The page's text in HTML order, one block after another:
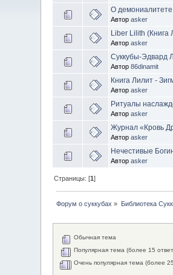
О демониалитете
Авторasker
Liber Lilith (Книга
Авторasker
Суккубы-Эдвард
Автор86dinamit
Книга Лилит -
Авторasker
Ритуалы
Авторasker
Журнал «Кровь
Авторasker
Нечестивые
Авторasker
Страницы: [1]
Форум о суккубах » Библиотека
Обычная тема
Популярная тема (более 15
Очень популярная тема (более